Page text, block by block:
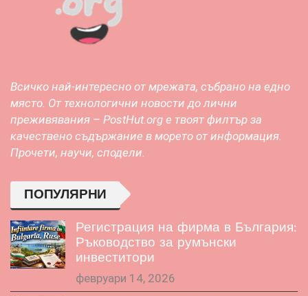
Всичко най-интересно от мрежата, събрано на едно
място. От технологични новости до лични
преживявания – PostHut.org е твоят филтър за
качествено съдържание в морето от информация.
Прочети, научи, сподели.
ПОПУЛЯРНИ
Регистрация на фирма в България:
Ръководство за румънски
инвеститори
февруари 14, 2026